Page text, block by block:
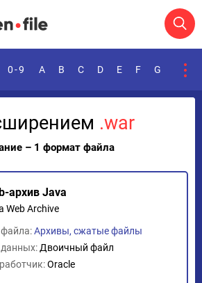
0-9 A B C D E F G
.war
– 1 формат файла
архив Java
Web Archive
Архивы, сжатые файлы
Двоичный файл
Oracle